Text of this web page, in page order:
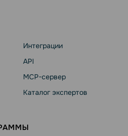
Интеграции
API
MCP-сервер
Каталог экспертов